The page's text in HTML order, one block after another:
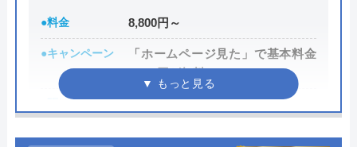
代表者 長田龍
創業・設立 2014年5月
所在地
〒102-0074
東京都千代田区九段南2-4-11 パシフィ
ックスクエア九段南9F
●料金 8,800円～
●キャンペーン
「ホームページ見た」で基本料金
2,000円が無料
●駆けつけ時間 ―
8:00~19:00